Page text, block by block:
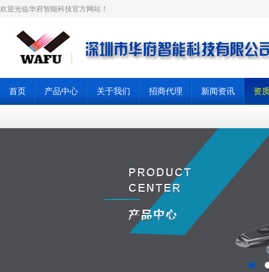
欢迎光临华府智能科技官方网站！
首页 产品中心 关于我们 招商代理 新闻资讯 资